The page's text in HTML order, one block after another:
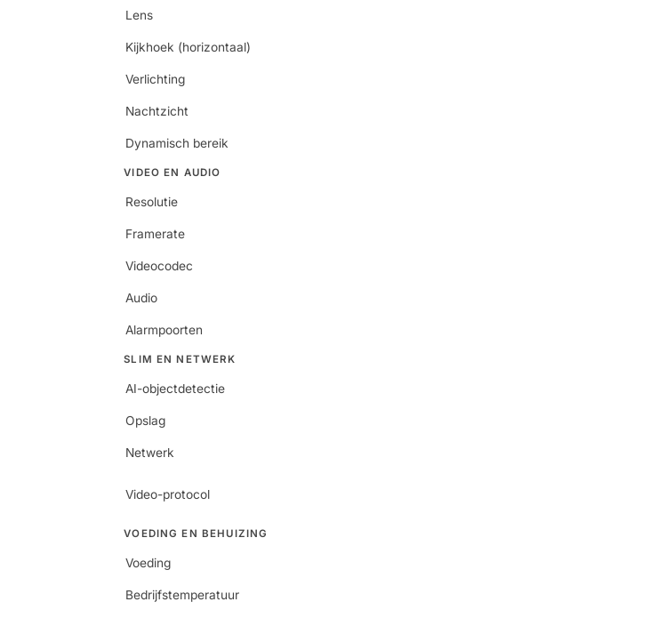
Lens
Kijkhoek (horizontaal)
Verlichting
Nachtzicht
Dynamisch bereik
VIDEO EN AUDIO
Resolutie
Framerate
Videocodec
Audio
Alarmpoorten
SLIM EN NETWERK
AI-objectdetectie
Opslag
Netwerk
Video-protocol
VOEDING EN BEHUIZING
Voeding
Bedrijfstemperatuur